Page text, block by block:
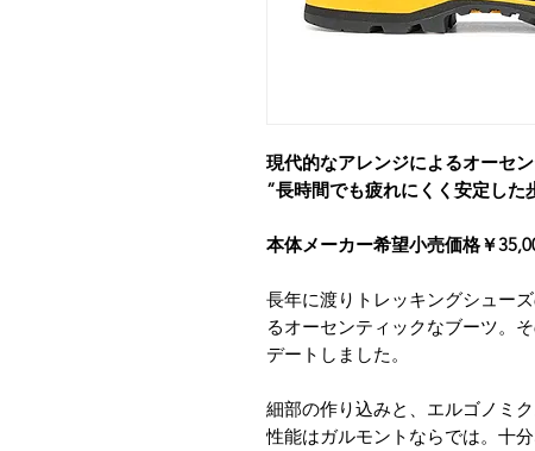
現代的なアレンジによるオーセ
”長時間でも疲れにくく安定した
本体メーカー希望小売価格￥
長年に渡りトレッキングシュー
るオーセンティックなブーツ。
デートしました。
細部の作り込みと、エルゴノミ
性能はガルモントならでは。十